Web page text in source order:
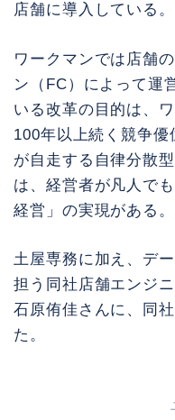
店舗に導入している。
ワークマンでは店舗
ン（FC）によって運
いる改革の目的は、
100年以上続く競争優
が自走する自律分散
は、経営者が凡人で
経営」の実現がある。
土屋専務に加え、デ
担う同社店舗エンジ
石原侑佳さんに、同
た。